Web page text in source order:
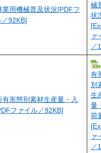
業用機械普及状況[PDFフ
／92KB]
械
状
ァ
／
有形態別素材生産量・入
ファイル／92KB]
有
別
生
量
荷
ァ
／